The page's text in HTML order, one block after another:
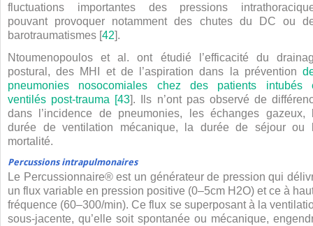
fluctuations importantes des pressions
pouvant provoquer notamment des chutes du DC ou
barotraumatismes [42].
Ntoumenopoulos et al. ont étudié l’efficacité du
postural, des MHI et de l’aspiration dans la prévention
pneumonies nosocomiales chez des patients intubés
ventilés post-trauma [43]. Ils n’ont pas observé de
dans l’incidence de pneumonies, les échanges gazeux,
durée de ventilation mécanique, la durée de séjour ou
mortalité.
Percussions intrapulmonaires
Le Percussionnaire® est un générateur de pression qui
un flux variable en pression positive (0–5cm H 2O) et ce à
fréquence (60–300/min). Ce flux se superposant à la
sous-jacente, qu’elle soit spontanée ou mécanique,